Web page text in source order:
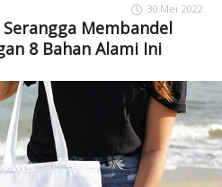
30 Mei 2022
Membandel
8 Bahan Alami Ini